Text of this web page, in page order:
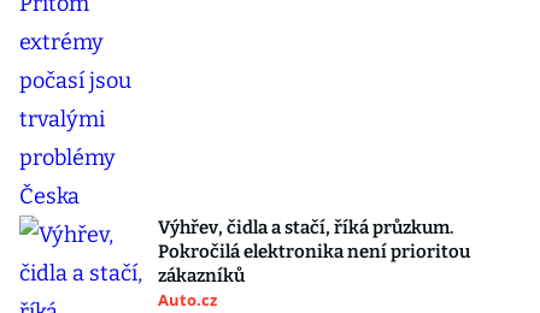
Výhřev, čidla a stačí, říká průzkum.
Pokročilá elektronika není prioritou
zákazníků
Auto.cz